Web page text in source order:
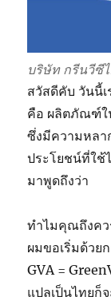
บริษัท กรีนวีซี
สวัสดีคับ วันนี้
คือ ผลิตภัณฑ์ใ
ซึ่งมีความหลา
ประโยชน์ที่ใช้
มาพูดถึงว่า
ทำไมคุณถึงคว
ผมขอเริ่มด้วย
GVA =
แปลเป็นไทยก็